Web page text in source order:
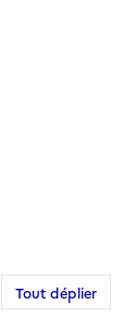
Tout déplier